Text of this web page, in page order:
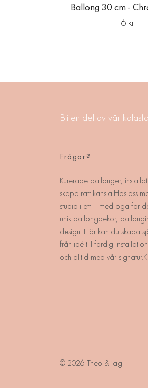
Ballong 30 cm -
6 kr
Bli en del av vår
Frågor?
Kurerade ballonger,
skapa rätt känsla.Hos oss
studio i ett – med öga för
unik ballongdekor,
design. Här kan du skapa
från idé till färdig
och alltid med vår
© 2026 Theo & jag